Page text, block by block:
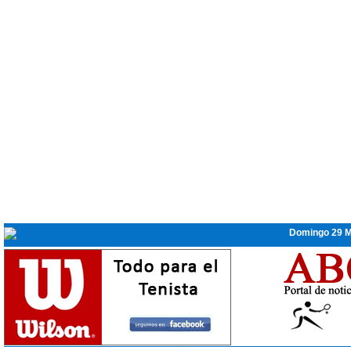
Domingo 29